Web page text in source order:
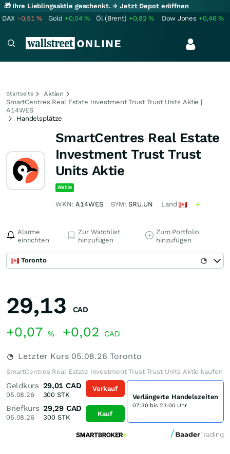
🎁 Ihre Lieblingsaktie geschenkt.→ Jetzt Depot eröffnen
DAX -0,51% Gold +0,04% Öl (Brent) +0,82% Dow Jones +0,46%
Startseite
Aktien
SmartCentres Real Estate Investment Trust Trust Units Aktie |
A14WES
Handelsplätze
SmartCentres Real Estate
Investment Trust Trust
Units Aktie
Aktie
WKN:A14WES SYM: SRU.UN Land
Alarme
einrichten
Zur Watchlist
hinzufügen
Zum Portfolio
hinzufügen
Toronto
29,13 CAD
+0,07 % +0,02 CAD
Letzter Kurs 05.08.26 Toronto
SmartCentres Real Estate Investment Trust Trust Units Aktie kaufen
Geldkurs
05.08.26
29,01 CAD
300 STK
Briefkurs
05.08.26
29,29 CAD
300STK
Verkauf
Kauf
Verlängerte Handelszeiten
07:30 bis 23:00 Uhr